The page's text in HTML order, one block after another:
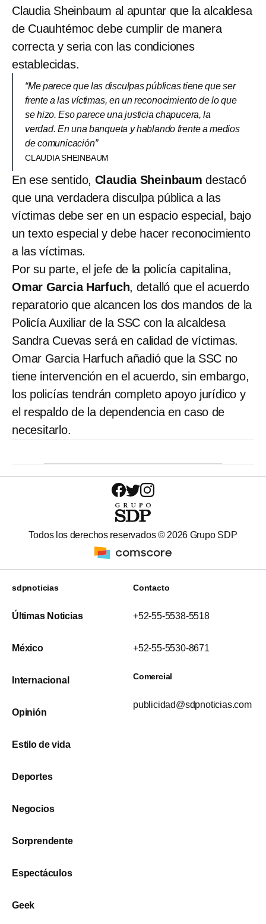
Claudia Sheinbaum al apuntar que la alcaldesa
de Cuauhtémoc debe cumplir de manera
correcta y seria con las condiciones
establecidas.
“Me parece que las disculpas públicas tiene que ser
frente a las víctimas, en un reconocimiento de lo que
se hizo. Eso parece una justicia chapucera, la
verdad. En una banqueta y hablando frente a medios
de comunicación”
CLAUDIA SHEINBAUM
En ese sentido, Claudia Sheinbaumdestacó
que una verdadera disculpa pública a las
víctimas debe ser en un espacio especial, bajo
un texto especial y debe hacer reconocimiento
a las víctimas.
Por su parte, el jefe de la policía capitalina,
Omar Garcia Harfuch, detalló que el acuerdo
reparatorio que alcancen los dos mandos de la
Policía Auxiliar de la SSC con la alcaldesa
Sandra Cuevas será en calidad de víctimas.
Omar Garcia Harfuch añadió que la SSC no
tiene intervención en el acuerdo, sin embargo,
los policías tendrán completo apoyo jurídico y
el respaldo de la dependencia en caso de
necesitarlo.
Todos los derechos reservados ©2026 Grupo SDP
sdpnoticias
Últimas Noticias
México
Internacional
Opinión
Estilo de vida
Deportes
Negocios
Sorprendente
Espectáculos
Geek
Contacto
+52-55-5538-5518
+52-55-5530-8671
Comercial
publicidad@sdpnoticias.com